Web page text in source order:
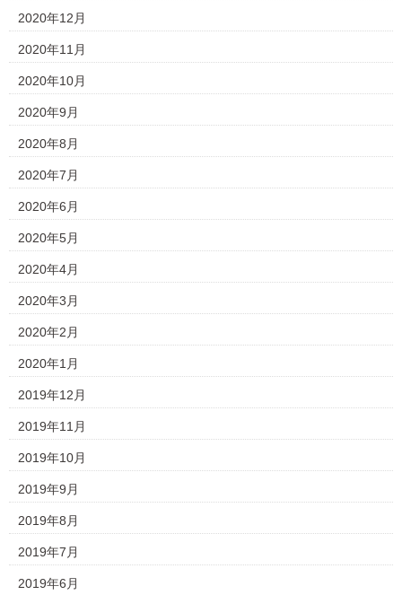
2020年12月
2020年11月
2020年10月
2020年9月
2020年8月
2020年7月
2020年6月
2020年5月
2020年4月
2020年3月
2020年2月
2020年1月
2019年12月
2019年11月
2019年10月
2019年9月
2019年8月
2019年7月
2019年6月